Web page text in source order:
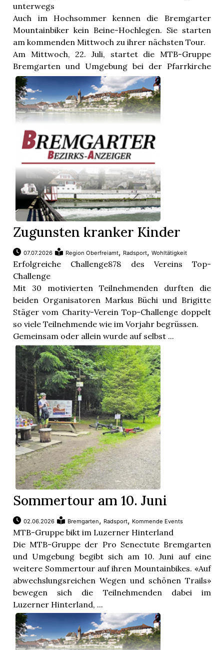
unterwegs
Auch im Hochsommer kennen die Bremgarter
Mountainbiker kein Beine-Hochlegen. Sie starten
am kommenden Mittwoch zu ihrer nächsten Tour.
Am Mittwoch, 22. Juli, startet die MTB-Gruppe
Bremgarten und Umgebung bei der Pfarrkirche
Boswil zu ihrer ...
Zugunsten kranker Kinder
07.07.2026 Region Oberfreiamt, Radsport,Wohltätigkeit
Erfolgreiche Challenge878 des Vereins Top-
Challenge
Mit 30 motivierten Teilnehmenden durften die
beiden Organisatoren Markus Büchi und Brigitte
Stäger vom Charity-Verein Top-Challenge doppelt
so viele Teilnehmende wie im Vorjahr begrüssen.
Gemeinsam oder allein wurde auf selbst ...
Sommertour am 10. Juni
02.06.2026 Bremgarten, Radsport, Kommende Events
MTB-Gruppe bikt im Luzerner Hinterland
Die MTB-Gruppe der Pro Senectute Bremgarten
und Umgebung begibt sich am 10. Juni auf eine
weitere Sommertour auf ihren Mountainbikes. «Auf
abwechslungsreichen Wegen und schönen Trails»
bewegen sich die Teilnehmenden dabei im
Luzerner Hinterland, ...